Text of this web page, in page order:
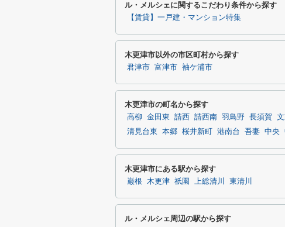
ル・メルシェに関するこだわり条件から探す
【賃貸】一戸建・マンション特集
木更津市以外の市区町村から探す
君津市 富津市 袖ケ浦市
木更津市の町名から探す
高柳 金田東 請西 請西南 羽鳥野 長須賀
清見台東
本郷 桜井新町 港南台 吾妻 中央
木更津市にある駅から探す
巌根 木更津 祇園 上総清川 東清川
ル・メルシェ周辺の駅から探す